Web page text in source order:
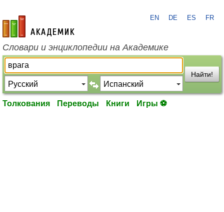
academic.ru
EN DE ES FR
Словари и энциклопедии на Академике
Найти!
Толкования Переводы Книги Игры ⚽